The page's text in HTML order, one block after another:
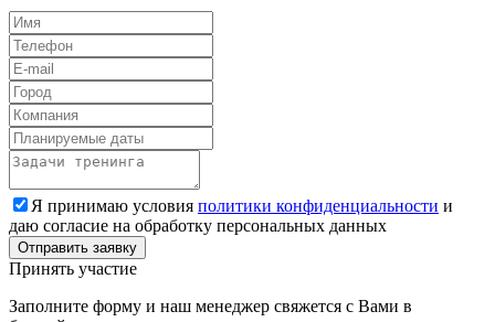
Я принимаю условия политики конфиденциальности и
даю согласие на обработку персональных данных
Принять участие
Заполните форму и наш менеджер свяжется с Вами в